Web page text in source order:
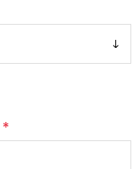
*